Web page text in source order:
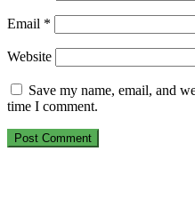
Email *
Website
Save my name, email, and
time I comment.